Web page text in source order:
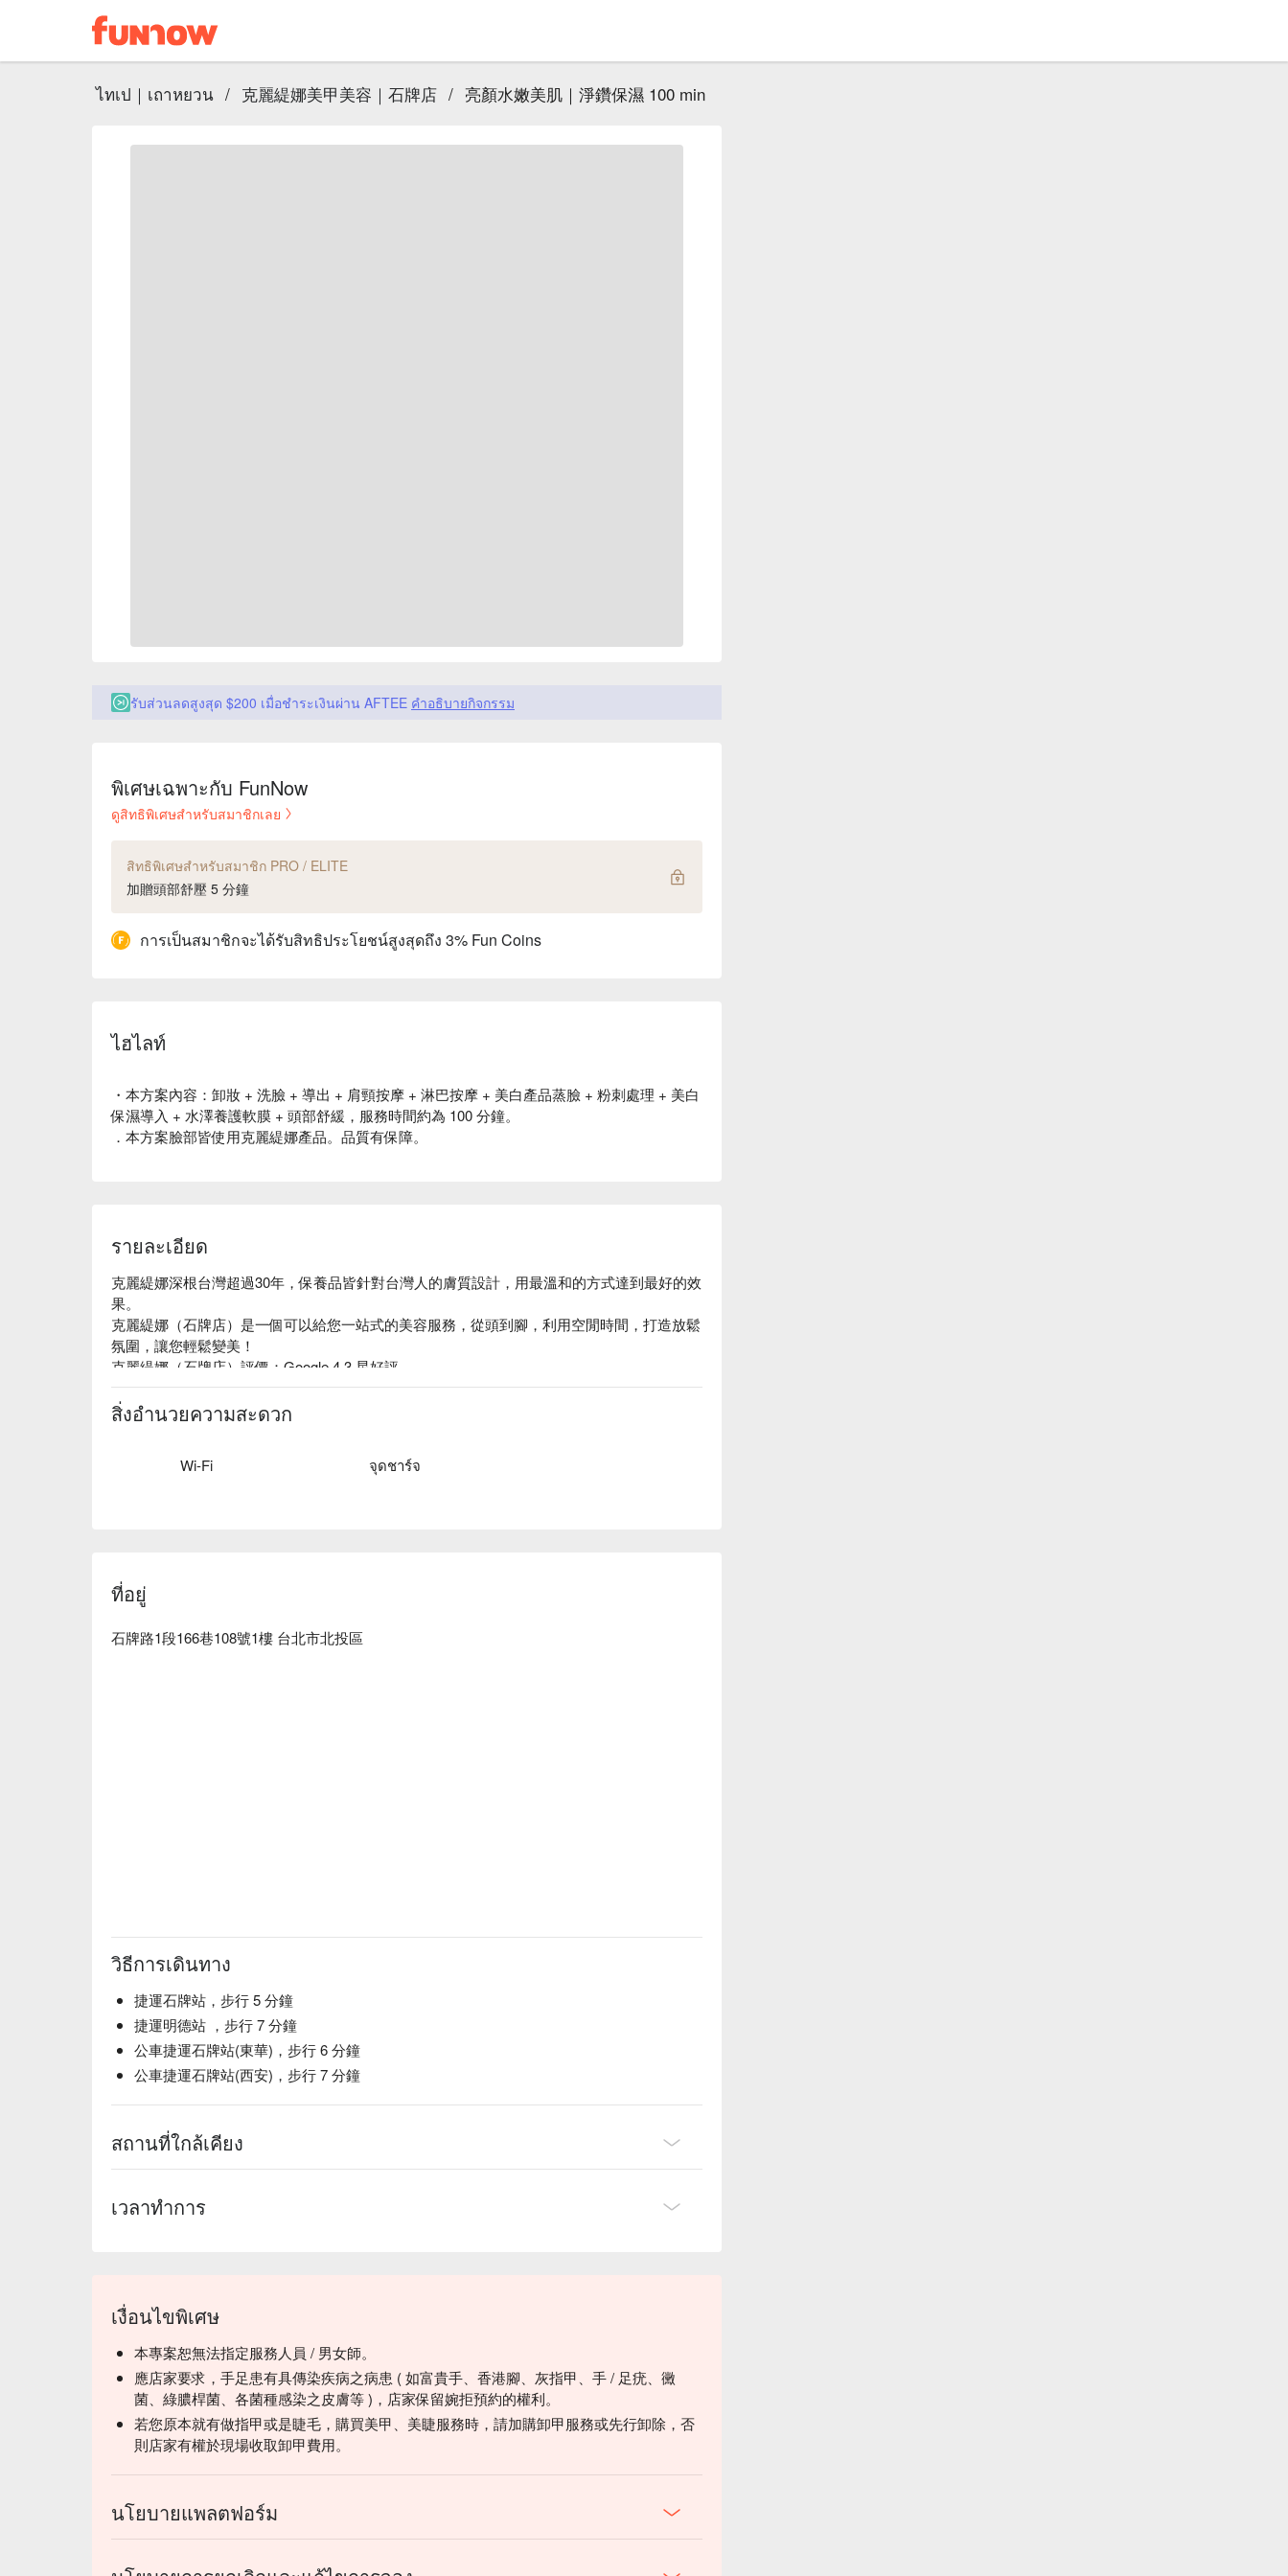
ไทเป｜เถาหยวน / 克麗緹娜美甲美容｜石牌店 / 亮顏水嫩美肌｜淨鑽保濕 100 min
รับส่วนลดสูงสุด $200 เมื่อชำระเงินผ่าน AFTEE คำอธิบายกิจกรรม
พิเศษเฉพาะกับ FunNow
ดูสิทธิพิเศษสำหรับสมาชิกเลย
สิทธิพิเศษสำหรับสมาชิก PRO / ELITE
加贈頭部舒壓 5 分鐘
การเป็นสมาชิกจะได้รับสิทธิประโยชน์สูงสุดถึง 3% Fun Coins
ไฮไลท์
・本方案內容：卸妝 + 洗臉 + 導出 + 肩頸按摩 + 淋巴按摩 + 美白產品蒸臉 + 粉刺處理 + 美白
保濕導入 + 水澤養護軟膜 + 頭部舒緩，服務時間約為 100 分鐘。
．本方案臉部皆使用克麗緹娜產品。品質有保障。
รายละเอียด
克麗緹娜深根台灣超過30年，保養品皆針對台灣人的膚質設計，用最溫和的方式達到最好的效
果。
克麗緹娜（石牌店）是一個可以給您一站式的美容服務，從頭到腳，利用空閒時間，打造放鬆
氛圍，讓您輕鬆變美！
克麗緹娜（石牌店）評價：Google 4.3 星好評
克麗緹娜（石牌店）服務：提供美容服務、美體舒壓、美睫、彩妝、美甲、手部保養、紋綉、
教學服務。
สิ่งอำนวยความสะดวก
Wi-Fi จุดชาร์จ
ที่อยู่
石牌路1段166巷108號1樓 台北市北投區
วิธีการเดินทาง
捷運石牌站，步行 5 分鐘
捷運明德站 ，步行 7 分鐘
公車捷運石牌站(東華)，步行 6 分鐘
公車捷運石牌站(西安)，步行 7 分鐘
สถานที่ใกล้เคียง
เวลาทำการ
เงื่อนไขพิเศษ
本專案恕無法指定服務人員 / 男女師。
應店家要求，手足患有具傳染疾病之病患 ( 如富貴手、香港腳、灰指甲、手 / 足疣、黴
菌、綠膿桿菌、各菌種感染之皮膚等 )，店家保留婉拒預約的權利。
若您原本就有做指甲或是睫毛，購買美甲、美睫服務時，請加購卸甲服務或先行卸除，否
則店家有權於現場收取卸甲費用。
นโยบายแพลตฟอร์ม